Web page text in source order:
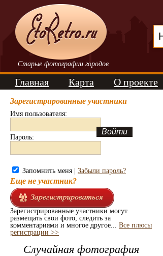
Старые фотографии городов
Главная Карта О проекте
Зарегистрированные участники
Имя пользователя:
Пароль:
Запомнить меня | Забыли пароль?
Еще не участник?
Зарегистрированные участники могут
размещать свои фото, следить за
комментариями и многое другое... Все плюсы
регистрации >>
Случайная фотография